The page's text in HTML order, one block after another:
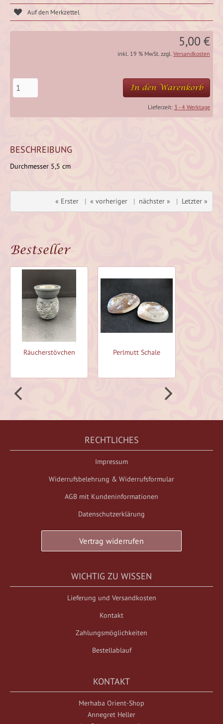
5,00 €
inkl. 19 % MwSt. zzgl. Versandkosten
In den Warenkorb
Lieferzeit: 3 - 4 Werktage
BESCHREIBUNG
Durchmesser 5,5 cm
« Erster | « vorheriger | nächster » | Letzter »
Bestseller
Räucherstövchen Perlmutt Schale
RECHTLICHES
Impressum
Widerrufsbelehrung & Widerrufsformular
AGB mit Kundeninformationen
Datenschutzerklärung
Vertrag widerrufen
WICHTIG ZU WISSEN
Lieferung und Versandkosten
Kontakt
Zahlungsmöglichkeiten
Bestellablauf
KONTAKT
Merhaba Orient-Shop
Annegret Heller